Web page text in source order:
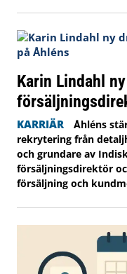
Karin Lindahl
KARRIÄR
Åhléns
rekrytering från
och grundare av
försäljningsdirektör
försäljning och